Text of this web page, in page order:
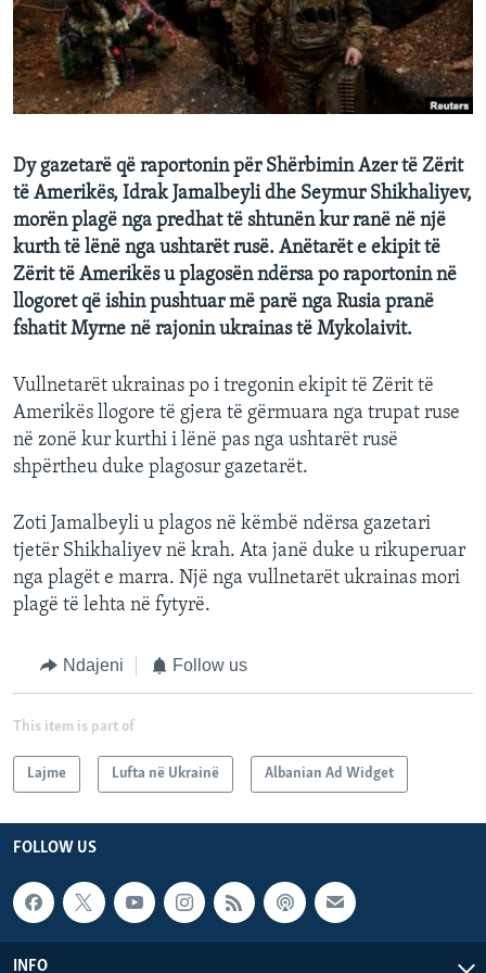
INTERVISTA
DITARI
Dy gazetarë që raportonin për Shërbimin Azer të Zërit
të Amerikës, Idrak Jamalbeyli dhe Seymur Shikhaliyev,
morën plagë nga predhat të shtunën kur ranë në një
kurth të lënë nga ushtarët rusë. Anëtarët e ekipit të
Zërit të Amerikës u plagosën ndërsa po raportonin në
llogoret që ishin pushtuar më parë nga Rusia pranë
fshatit Myrne në rajonin ukrainas të Mykolaivit.
Vullnetarët ukrainas po i tregonin ekipit të Zërit të
Amerikës llogore të gjera të gërmuara nga trupat ruse
në zonë kur kurthi i lënë pas nga ushtarët rusë
shpërtheu duke plagosur gazetarët.
Zoti Jamalbeyli u plagos në këmbë ndërsa gazetari
tjetër Shikhaliyev në krah. Ata janë duke u rikuperuar
nga plagët e marra. Një nga vullnetarët ukrainas mori
plagë të lehta në fytyrë.
Ndajeni Follow us
This item is part of
Lajme Lufta në Ukrainë Albanian Ad Widget
FOLLOW US
INFO